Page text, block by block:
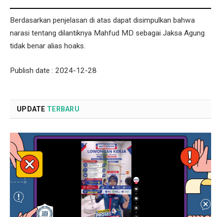
Berdasarkan penjelasan di atas dapat disimpulkan bahwa
narasi tentang dilantiknya Mahfud MD sebagai Jaksa Agung
tidak benar alias hoaks.
Publish date : 2024-12-28
UPDATE TERBARU